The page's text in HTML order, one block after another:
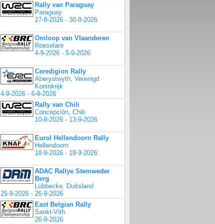
Rally van Paraguay
Paraguay
27-8-2026 - 30-8-2026
Omloop van Vlaanderen
Roeselare
4-9-2026 - 5-9-2026
Ceredigion Rally
Aberystwyth, Verenigd
Koninkrijk
4-9-2026 - 6-9-2026
Rally van Chili
Concepción, Chili
10-9-2026 - 13-9-2026
Eurol Hellendoorn Rally
Hellendoorn
18-9-2026 - 19-9-2026
ADAC Rallye Stemweder
Berg
Lübbecke, Duitsland
25-9-2026 - 26-9-2026
East Belgian Rally
Sankt-Vith
26-9-2026